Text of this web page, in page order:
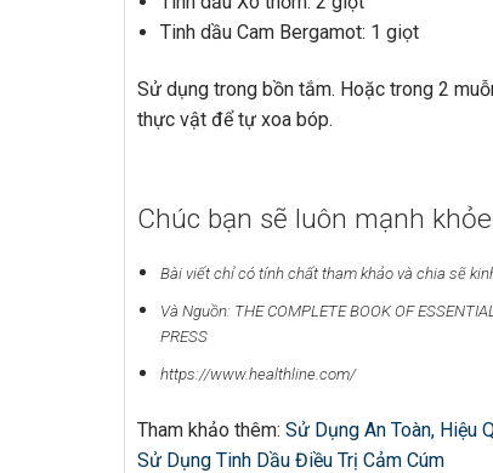
Tinh dầu Cam Bergamot: 1 giọt
Sử dụng trong bồn tắm. Hoặc trong 2
thực vật để tự xoa bóp.
Chúc bạn sẽ luôn mạnh
Bài viết chỉ có tính chất tham khảo và chia sẽ
Và Nguồn: THE COMPLETE BOOK OF
PRESS
https://www.healthline.com/
Tham khảo thêm: Sử Dụng An Toàn, Hiệu
Sử Dụng Tinh Dầu Điều Trị Cảm Cúm